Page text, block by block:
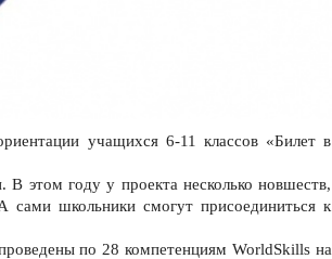
учащихся 6-11 классов «Билет в
этом году у проекта несколько новшеств,
сами школьники смогут присоединиться к
по 28 компетенциям WorldSkills на